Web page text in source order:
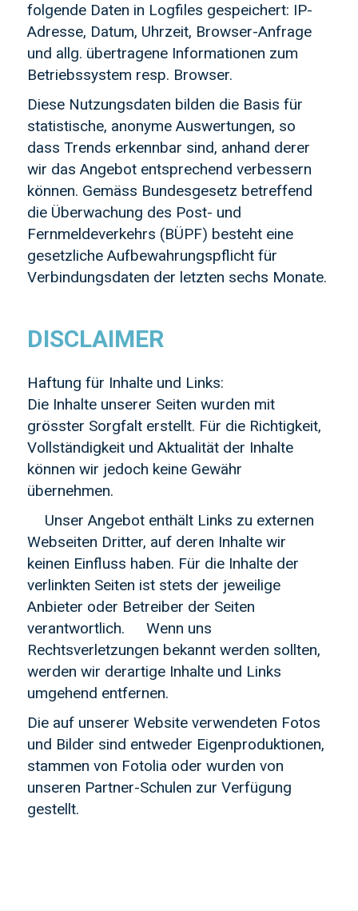
folgende Daten in Logfiles gespeichert: IP-
Adresse, Datum, Uhrzeit, Browser-Anfrage
und allg. übertragene Informationen zum
Betriebssystem resp. Browser.
Diese Nutzungsdaten bilden die Basis für
statistische, anonyme Auswertungen, so
dass Trends erkennbar sind, anhand derer
wir das Angebot entsprechend verbessern
können. Gemäss Bundesgesetz betreffend
die Überwachung des Post- und
Fernmeldeverkehrs (BÜPF) besteht eine
gesetzliche Aufbewahrungspflicht für
Verbindungsdaten der letzten sechs Monate.
DISCLAIMER
Haftung für Inhalte und Links:
Die Inhalte unserer Seiten wurden mit
grösster Sorgfalt erstellt. Für die Richtigkeit,
Vollständigkeit und Aktualität der Inhalte
können wir jedoch keine Gewähr
übernehmen.
Unser Angebot enthält Links zu externen
Webseiten Dritter, auf deren Inhalte wir
keinen Einfluss haben. Für die Inhalte der
verlinkten Seiten ist stets der jeweilige
Anbieter oder Betreiber der Seiten
verantwortlich. Wenn uns
Rechtsverletzungen bekannt werden sollten,
werden wir derartige Inhalte und Links
umgehend entfernen.
Die auf unserer Website verwendeten Fotos
und Bilder sind entweder Eigenproduktionen,
stammen von Fotolia oder wurden von
unseren Partner-Schulen zur Verfügung
gestellt.